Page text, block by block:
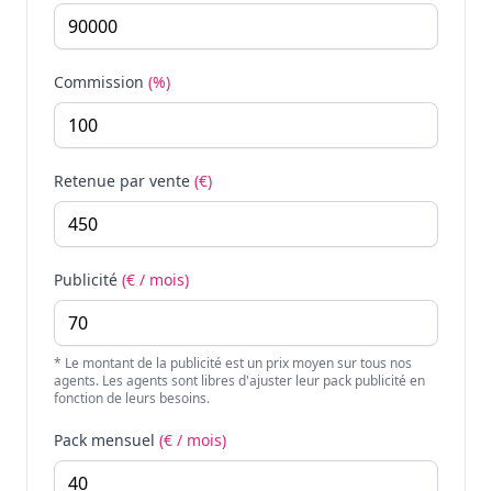
Commission (%)
Retenue par vente (€)
Publicité (€ / mois)
* Le montant de la publicité est un prix moyen sur tous nos
agents. Les agents sont libres d'ajuster leur pack publicité en
fonction de leurs besoins.
Pack mensuel (€ / mois)